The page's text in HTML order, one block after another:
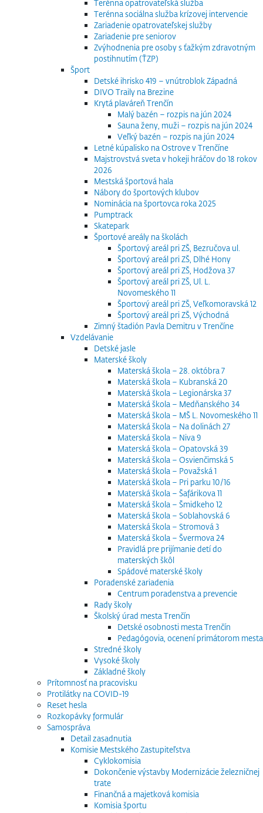
Terénna opatrovateľská služba
Terénna sociálna služba krízovej intervencie
Zariadenie opatrovateľskej služby
Zariadenie pre seniorov
Zvýhodnenia pre osoby s ťažkým zdravotným
postihnutím (ŤZP)
Šport
Detské ihrisko 419 – vnútroblok Západná
DIVO Traily na Brezine
Krytá plaváreň Trenčín
Malý bazén – rozpis na jún 2024
Sauna ženy, muži – rozpis na jún 2024
Veľký bazén – rozpis na jún 2024
Letné kúpalisko na Ostrove v Trenčíne
Majstrovstvá sveta v hokeji hráčov do 18 rokov
2026
Mestská športová hala
Nábory do športových klubov
Nominácia na športovca roka 2025
Pumptrack
Skatepark
Športové areály na školách
Športový areál pri ZŠ, Bezručova ul.
Športový areál pri ZŠ, Dlhé Hony
Športový areál pri ZŠ, Hodžova 37
Športový areál pri ZŠ, Ul. L.
Novomeského 11
Športový areál pri ZŠ, Veľkomoravská 12
Športový areál pri ZŠ, Východná
Zimný štadión Pavla Demitru v Trenčíne
Vzdelávanie
Detské jasle
Materské školy
Materská škola – 28. októbra 7
Materská škola – Kubranská 20
Materská škola – Legionárska 37
Materská škola – Medňanského 34
Materská škola – MŠ L. Novomeského 11
Materská škola – Na dolinách 27
Materská škola – Niva 9
Materská škola – Opatovská 39
Materská škola – Osvienčimská 5
Materská škola – Považská 1
Materská škola – Pri parku 10/16
Materská škola – Šafárikova 11
Materská škola – Šmidkeho 12
Materská škola – Soblahovská 6
Materská škola – Stromová 3
Materská škola – Švermova 24
Pravidlá pre prijímanie detí do
materských škôl
Spádové materské školy
Poradenské zariadenia
Centrum poradenstva a prevencie
Rady školy
Školský úrad mesta Trenčín
Detské osobnosti mesta Trenčín
Pedagógovia, ocenení primátorom mesta
Stredné školy
Vysoké školy
Základné školy
Prítomnosť na pracovisku
Protilátky na COVID-19
Reset hesla
Rozkopávky formulár
Samospráva
Detail zasadnutia
Komisie Mestského Zastupiteľstva
Cyklokomisia
Dokončenie výstavby Modernizácie železničnej
trate
Finančná a majetková komisia
Komisia športu